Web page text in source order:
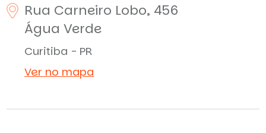
Rua Carneiro Lobo, 456
Água Verde
Curitiba - PR
Ver no mapa